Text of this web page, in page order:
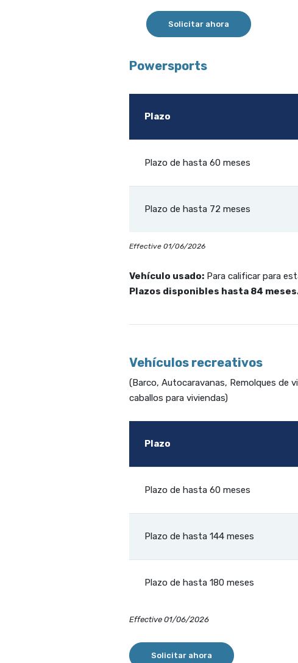
Solicitar ahora
Powersports
Plazo
Plazo de hasta 60 meses
Plazo de hasta 72 meses
Effective 01/06/2026
Vehículo usado:Para calificar para
Plazos disponibles hasta 84
Vehículos recreativos
(Barco, Autocaravanas, Remolques de
caballos para viviendas)
Plazo
Plazo de hasta 60 meses
Plazo de hasta 144 meses
Plazo de hasta 180 meses
Effective 01/06/2026
Solicitar ahora